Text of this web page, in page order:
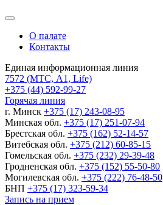
О палате
Контакты
Единая информационная линия
7572 (МТС, A1, Life)
+375 (44) 592-99-27
Горячая линия
г. Минск +375 (17) 243-08-95
Минская обл. +375 (17) 251-07-94
Брестская обл. +375 (162) 52-14-57
Витебская обл. +375 (212) 60-85-15
Гомельская обл. +375 (232) 29-39-48
Гродненская обл. +375 (152) 55-50-80
Могилевская обл. +375 (222) 76-48-50
БНП +375 (17) 323-59-34
Запись на прием